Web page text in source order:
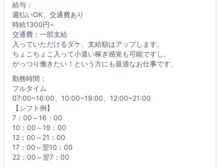
給与：
週払いOK、交通費あり
時給1300円~
交通費：一部支給
入っていただけるダケ、支給額はアップします。
ちょこちょこ入って小遣い稼ぎ感覚も可能ですし、
がっつり働きたい！という方にも最適なお仕事です。
勤務時間：
フルタイム
07:00~16:00、10:00~19:00、12:00~21:00
【シフト例】
7：00～16：00
10：00～19：00
12：00～21：00
17：00～翌10：00
22：00～翌7：00